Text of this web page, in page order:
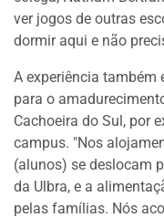
ver jogos de outras
dormir aqui e não
A experiência também
para o
Cachoeira do Sul, por
campus. "Nos
(alunos) se deslocam
da Ulbra, e a
pelas famílias. Nós